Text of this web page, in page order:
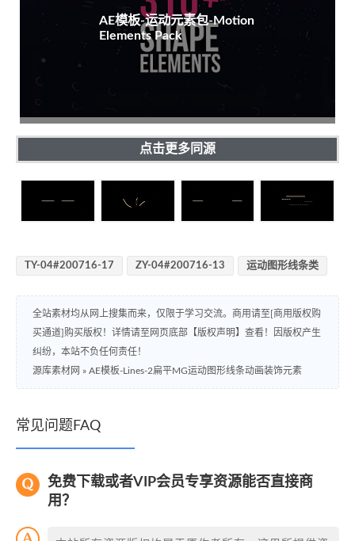
AE模板-运动元素包-Motion
Elements Pack
点击更多同源
TY-04#200716-17 ZY-04#200716-13 运动图形线条类
全站素材均从网上搜集而来，仅限于学习交流。商用请至[商用版权购
买通道]购买版权！详情请至网页底部【版权声明】查看！因版权产生
纠纷，本站不负任何责任！
源库素材网 » AE模板-Lines-2扁平MG运动图形线条动画装饰元素
常见问题FAQ
免费下载或者VIP会员专享资源能否直接商
用？